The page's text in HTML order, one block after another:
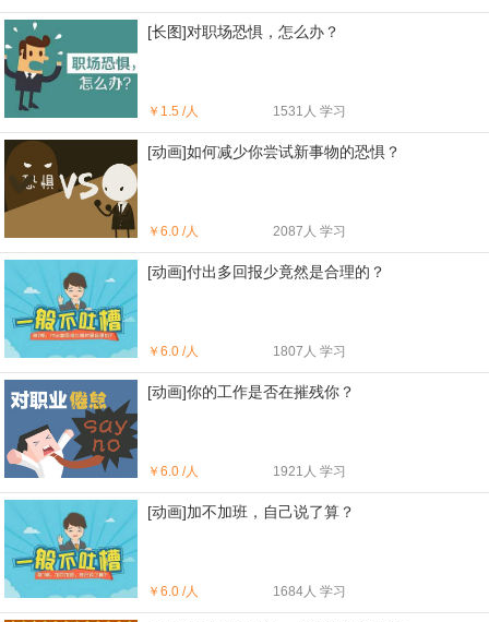
[长图]对职场恐惧，怎么办？
￥ 1.5 /人 1531人 学习
[动画]如何减少你尝试新事物的恐惧？
￥ 6.0 /人 2087人 学习
[动画]付出多回报少竟然是合理的？
￥ 6.0 /人 1807人 学习
[动画]你的工作是否在摧残你？
￥ 6.0 /人 1921人 学习
[动画]加不加班，自己说了算？
￥ 6.0 /人 1684人 学习